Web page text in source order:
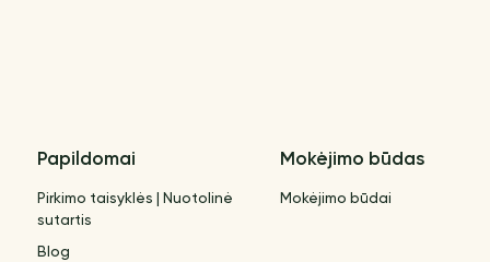
Papildomai
Pirkimo taisyklės | Nuotolinė
sutartis
Blog
Mokėjimo būdas
Mokėjimo būdai